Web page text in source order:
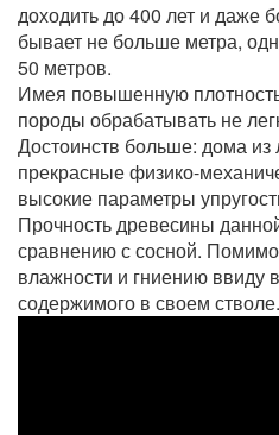
доходить до 400 лет и даже
бывает не больше метра,
50 метров.
Имея повышенную
породы обрабатывать не
Достоинств больше: дома
прекрасные физико-
высокие параметры
Прочность древесины
сравнению с сосной. Помимо
влажности и гниению ввиду
содержимого в своем стволе.